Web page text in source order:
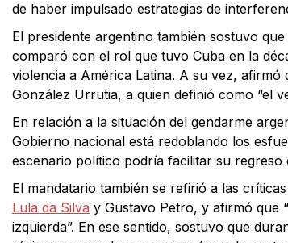
de haber impulsado estrategias de
El presidente argentino también sostuvo
comparó con el rol que tuvo Cuba en la
violencia a América Latina. A su vez, afirmó
González Urrutia, a quien definió como “el
En relación a la situación del gendarme
Gobierno nacional está redoblando los
escenario político podría facilitar su regreso
El mandatario también se refirió a las
Lula da Silva y Gustavo Petro, y afirmó que
izquierda”. En ese sentido, sostuvo que